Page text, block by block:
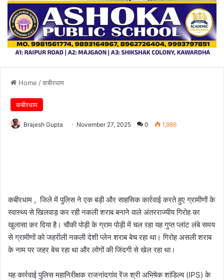
Home /कबीरधाम
कबीरधाम
Brajesh Gupta November 27, 2025 0 1,986
कबीरधाम , जिले में पुलिस ने एक बड़ी और साहसिक कार्रवाई करते हुए ग्रामीणों के
स्वास्थ्य से खिलवाड़ कर रही नकली शराब बनाने वाले अंतरराज्यीय गिरोह का
खुलासा कर दिया है। चौकी पोड़ी के ग्राम पोड़ी में चल रहा यह गुप्त प्लांट लंबे समय
से ग्रामीणों को जहरीली नकली देशी प्लेन शराब बेच रहा था। गिरोह असली शराब
के नाम पर जहर बेच रहा था और लोगों की जिंदगी से खेल रहा था।
यह कार्रवाई पुलिस महानिरीक्षक राजनांदगांव रेंज श्री अभिषेक शांडिल्य (IPS) के